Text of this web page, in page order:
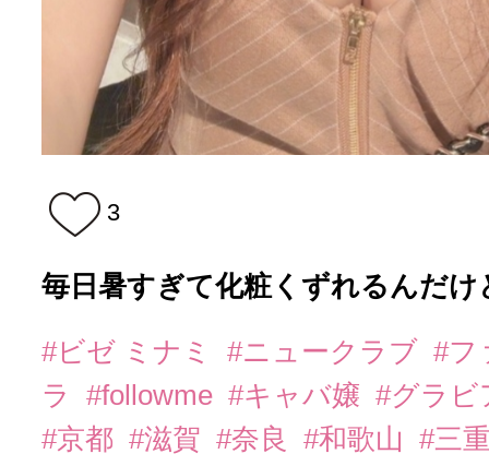
3
毎日暑すぎて化粧くずれるんだけ
#ビゼ ミナミ #ニュークラブ #フ
ラ
#followme #キャバ嬢 #グラ
#京都 #滋賀 #奈良 #和歌山
#三